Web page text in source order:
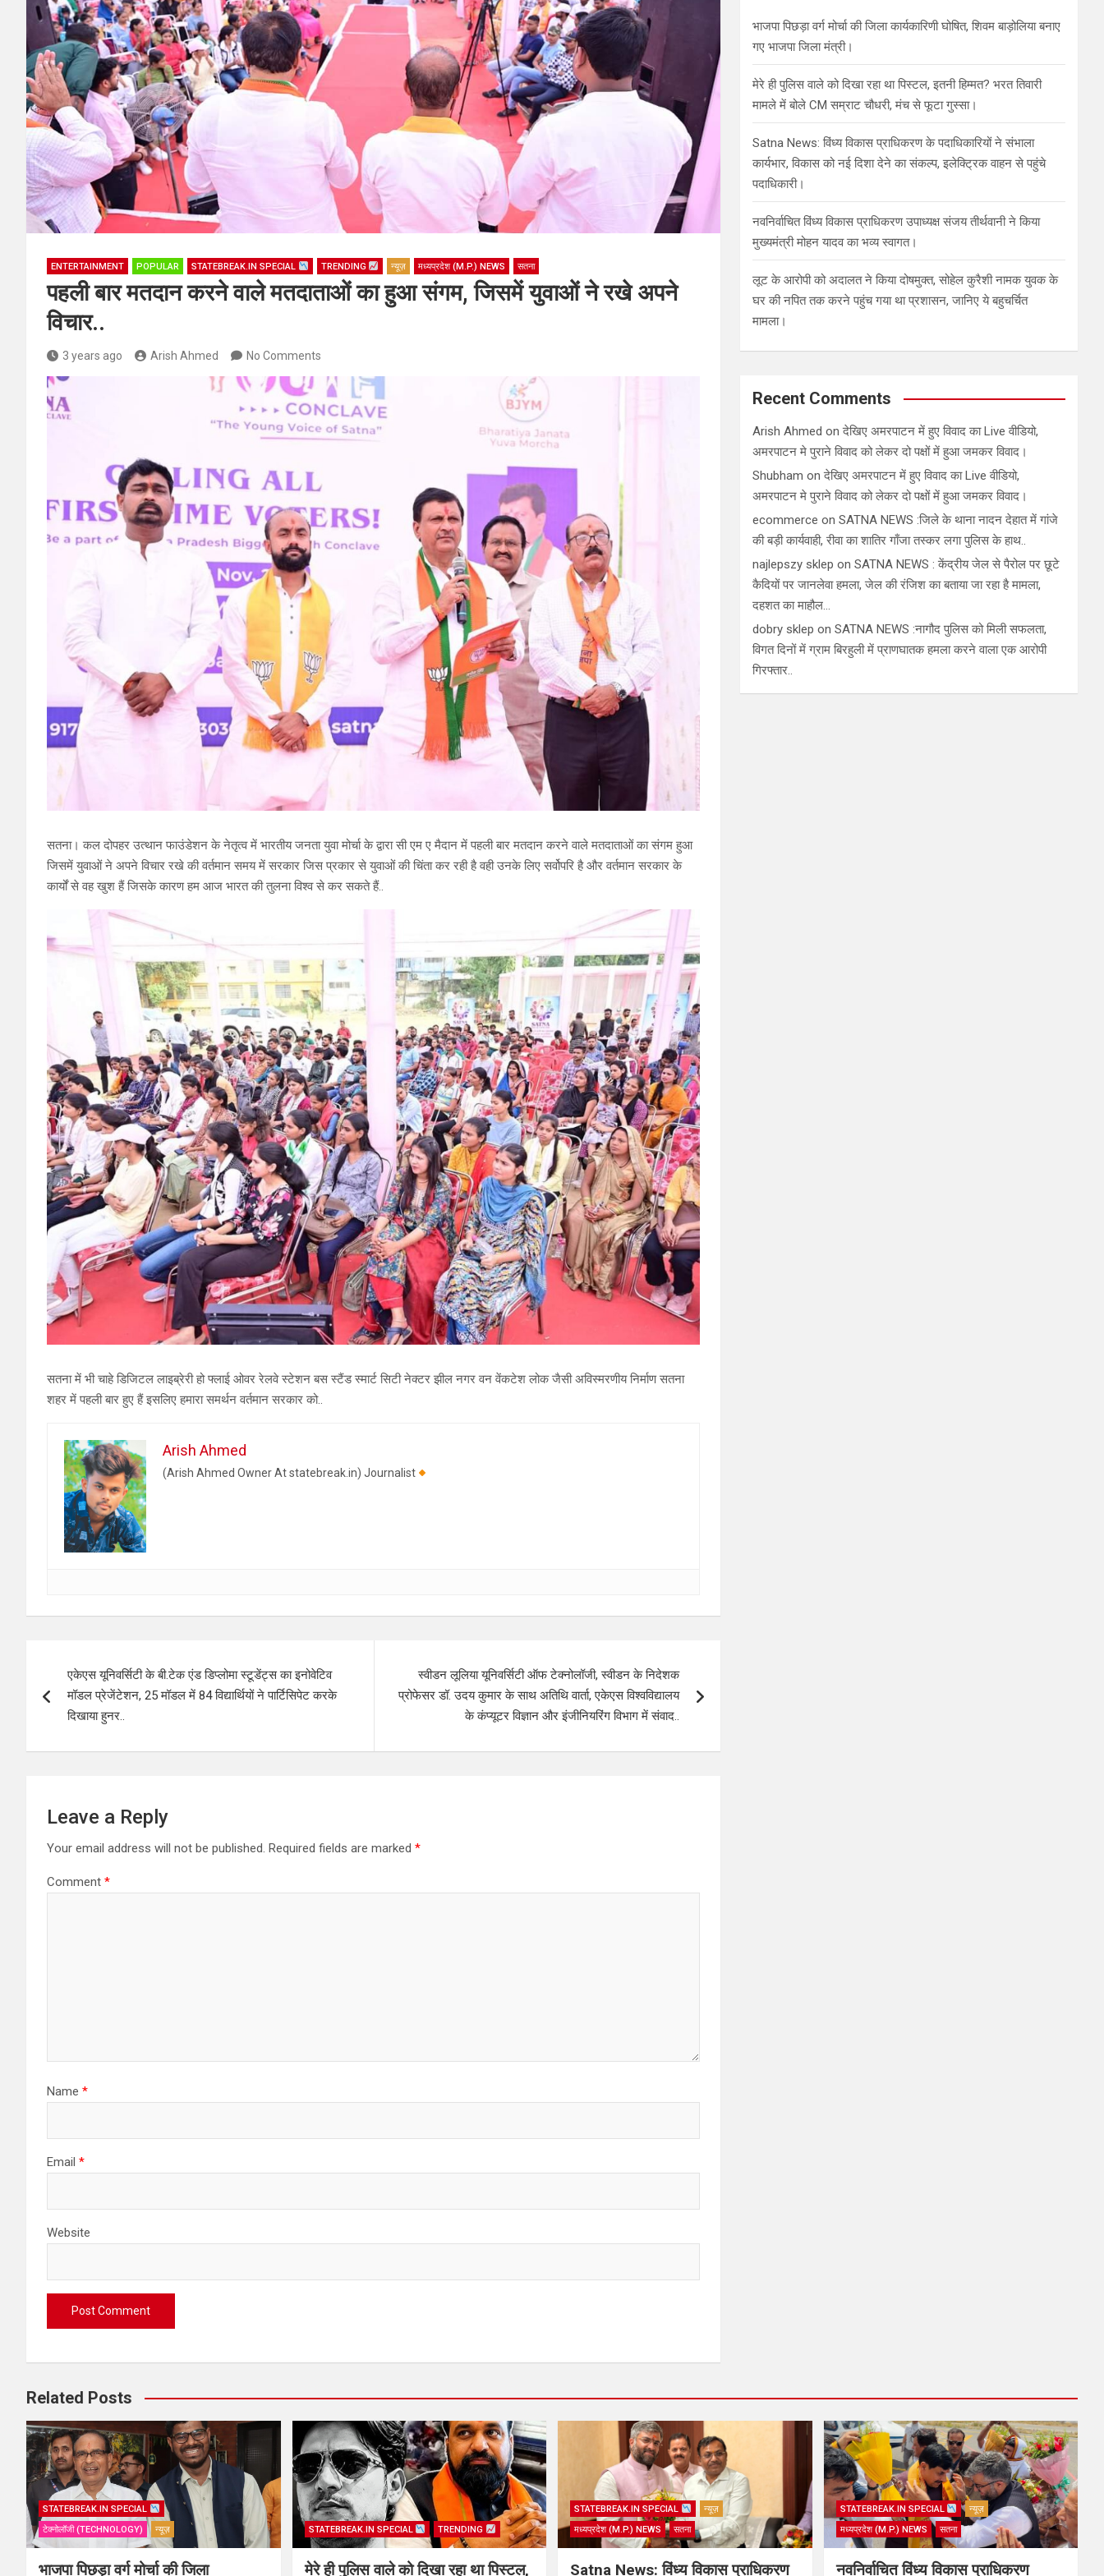
ENTERTAINMENT POPULAR STATEBREAK.IN SPECIAL TRENDING न्यूज़ मध्यप्रदेश (M.P.) NEWS सतना
पहली बार मतदान करने वाले मतदाताओं का हुआ संगम, जिसमें युवाओं ने रखे अपने
विचार..
3 years ago Arish Ahmed No Comments
सतना। कल दोपहर उत्थान फाउंडेशन के नेतृत्व में भारतीय जनता युवा मोर्चा के द्वारा सी एम ए मैदान में पहली बार मतदान करने वाले मतदाताओं का संगम हुआ
जिसमें युवाओं ने अपने विचार रखे की वर्तमान समय में सरकार जिस प्रकार से युवाओं की चिंता कर रही है वही उनके लिए सर्वोपरि है और वर्तमान सरकार के
कार्यों से वह खुश हैं जिसके कारण हम आज भारत की तुलना विश्व से कर सकते हैं..
सतना में भी चाहे डिजिटल लाइब्रेरी हो फ्लाई ओवर रेलवे स्टेशन बस स्टैंड स्मार्ट सिटी नेक्टर झील नगर वन वेंकटेश लोक जैसी अविस्मरणीय निर्माण सतना
शहर में पहली बार हुए हैं इसलिए हमारा समर्थन वर्तमान सरकार को..
Arish Ahmed
(Arish Ahmed Owner At statebreak.in) Journalist
navigation
एकेएस यूनिवर्सिटी के बी.टेक एंड डिप्लोमा स्टूडेंट्स का इनोवेटिव
मॉडल प्रेजेंटेशन, 25 मॉडल में 84 विद्यार्थियों ने पार्टिसिपेट करके
दिखाया हुनर..
स्वीडन लूलिया यूनिवर्सिटी ऑफ टेक्नोलॉजी, स्वीडन के निदेशक
प्रोफेसर डॉ. उदय कुमार के साथ अतिथि वार्ता, एकेएस विश्वविद्यालय
के कंप्यूटर विज्ञान और इंजीनियरिंग विभाग में संवाद..
Leave a Reply
Your email address will not be published. Required fields are marked *
Comment *
Name *
Email *
Website
भाजपा पिछड़ा वर्ग मोर्चा की जिला कार्यकारिणी घोषित, शिवम बाड़ोलिया बनाए
गए भाजपा जिला मंत्री।
मेरे ही पुलिस वाले को दिखा रहा था पिस्टल, इतनी हिम्मत? भरत तिवारी
मामले में बोले CM सम्राट चौधरी, मंच से फूटा गुस्सा।
Satna News: विंध्य विकास प्राधिकरण के पदाधिकारियों ने संभाला
कार्यभार, विकास को नई दिशा देने का संकल्प, इलेक्ट्रिक वाहन से पहुंचे
पदाधिकारी।
नवनिर्वाचित विंध्य विकास प्राधिकरण उपाध्यक्ष संजय तीर्थवानी ने किया
मुख्यमंत्री मोहन यादव का भव्य स्वागत।
लूट के आरोपी को अदालत ने किया दोषमुक्त, सोहेल कुरैशी नामक युवक के
घर की नपित तक करने पहुंच गया था प्रशासन, जानिए ये बहुचर्चित
मामला।
Recent Comments
Arish Ahmed onदेखिए अमरपाटन में हुए विवाद का Live वीडियो,
अमरपाटन मे पुराने विवाद को लेकर दो पक्षों में हुआ जमकर विवाद।
Shubham onदेखिए अमरपाटन में हुए विवाद का Live वीडियो,
अमरपाटन मे पुराने विवाद को लेकर दो पक्षों में हुआ जमकर विवाद।
ecommerce onSATNA NEWS :जिले के थाना नादन देहात में गांजे
की बड़ी कार्यवाही, रीवा का शातिर गाँजा तस्कर लगा पुलिस के हाथ..
najlepszy sklep onSATNA NEWS : केंद्रीय जेल से पैरोल पर छूटे
कैदियों पर जानलेवा हमला, जेल की रंजिश का बताया जा रहा है मामला,
दहशत का माहौल…
dobry sklep onSATNA NEWS :नागौद पुलिस को मिली सफलता,
विगत दिनों में ग्राम बिरहुली में प्राणघातक हमला करने वाला एक आरोपी
गिरफ्तार..
Related Posts
STATEBREAK.IN SPECIAL
टेक्नोलॉजी (TECHNOLOGY)
न्यूज़
भाजपा पिछड़ा वर्ग मोर्चा की जिला
STATEBREAK.IN SPECIAL TRENDING
मेरे ही पुलिस वाले को दिखा रहा था पिस्टल,
STATEBREAK.IN SPECIAL
न्यूज़
मध्यप्रदेश (M.P.) NEWS
सतना
Satna News: विंध्य विकास प्राधिकरण
STATEBREAK.IN SPECIAL
न्यूज़
मध्यप्रदेश (M.P.) NEWS
सतना
नवनिर्वाचित विंध्य विकास प्राधिकरण